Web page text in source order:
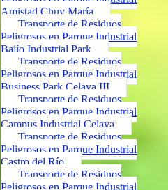
Amistad Chuy María
Transporte de Residuos
Peligrosos en Parque Industrial
Bajío Industrial Park
Transporte de Residuos
Peligrosos en Parque Industrial
Business Park Celaya III
Transporte de Residuos
Peligrosos en Parque Industrial
Campus Industrial Celaya
Transporte de Residuos
Peligrosos en Parque Industrial
Castro del Río
Transporte de Residuos
Peligrosos en Parque Industrial